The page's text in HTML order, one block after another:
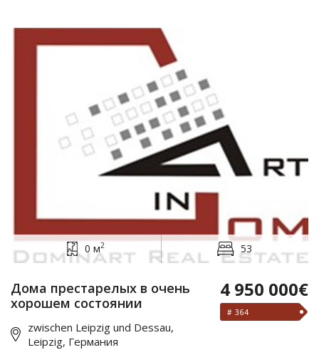
0 м2 53
Дома престарелых в очень
хорошем состоянии
zwischen Leipzig und Dessau,
Leipzig, Германия
4 950 000€
# 364